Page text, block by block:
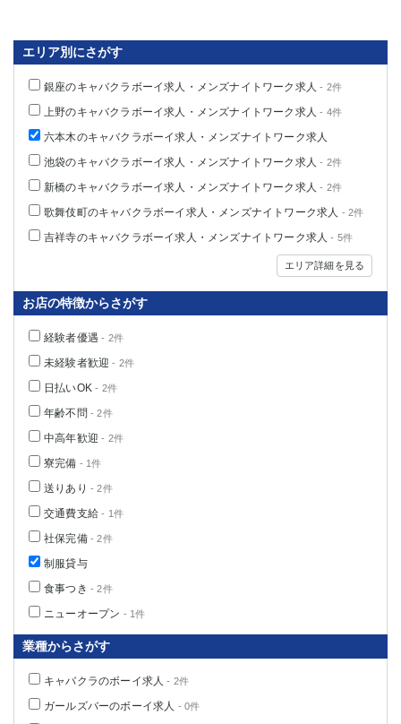
エリア別にさがす
銀座のキャバクラボーイ求人・メンズナイトワーク求人 - 2件
上野のキャバクラボーイ求人・メンズナイトワーク求人 - 4件
六本木のキャバクラボーイ求人・メンズナイトワーク求人
池袋のキャバクラボーイ求人・メンズナイトワーク求人 - 2件
新橋のキャバクラボーイ求人・メンズナイトワーク求人 - 2件
歌舞伎町のキャバクラボーイ求人・メンズナイトワーク求人 - 2件
吉祥寺のキャバクラボーイ求人・メンズナイトワーク求人 - 5件
エリア詳細を見る
お店の特徴からさがす
経験者優遇 - 2件
未経験者歓迎 - 2件
日払いOK - 2件
年齢不問 - 2件
中高年歓迎 - 2件
寮完備 - 1件
送りあり - 2件
交通費支給 - 1件
社保完備- 2件
制服貸与
食事つき - 2件
ニューオープン - 1件
業種からさがす
キャバクラのボーイ求人 - 2件
ガールズバーのボーイ求人 - 0件
栃木県
東武宇都宮（宇都宮西口）
茨城県
土浦 ひたち野うしく
群馬県
高崎 館林
該当求人 0件 選択した内容で設定